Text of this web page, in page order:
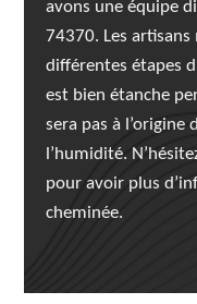
avons une équipe
74370. Les
différentes étapes
est bien étanche
sera pas à l’origine
l’humidité.
pour avoir plus
cheminée.